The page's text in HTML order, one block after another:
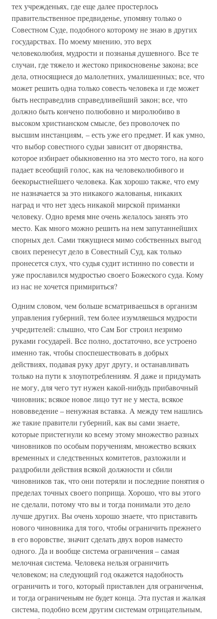
тех учрежденьях, где еще далее простерлось
правительственное предвиденье, упомяну только о
Совестном Суде, подобного которому не знаю в других
государствах. По моему мнению, это верх
человеколюбия, мудрости и познанья душевного. Bce те
случаи, где тяжело и жестоко прикосновенье закона; все
дела, относящиеся до малолетних, умалишенных; все, что
может решить одна только совесть человека и где может
быть несправедлив справедливейший закон; все, что
должно быть кончено полюбовно и миролюбиво в
высоком христианском смысле, без проволочек по
высшим инстанциям, – есть уже его предмет. И как умно,
что выбор совестного судьи зависит от дворянства,
которое избирает обыкновенно на это место того, на кого
падает всеобщий голос, как на человеколюбивого и
беекорыстнейшего человека. Как хорошо также, что ему
не назначается за это никакого жалованья, никаких
наград и что нет здесь никакой мирской приманки
человеку. Одно время мне очень желалось занять это
место. Как много можно решить на нем запутаннейших
спорных дел. Сами тяжущиеся мимо собственных выгод
своих перенесут дело в Совестный Суд, как только
пронесется слух, что судья судит истинно по совести и
уже прославился мудростью своего Божеского суда. Кому
из нас не хочется примириться?
Одним словом, чем больше всматриваешься в организм
управления губерний, тем более изумляешься мудрости
учредителей: слышно, что Сам Бог строил незримо
руками государей. Bce полно, достаточно, все устроено
именно так, чтобы споспешествовать в добрых
действиях, подавая руку друг другу, и останавливать
только на пути к злоупотреблениям. Я даже и придумать
не могу, для чего тут нужен какой-нибудь прибавочный
чиновник; всякое новое лицо тут не у места, всякое
нововведение – ненужная вставка. A между тем нашлись
же такие правители губерний, как вы сами знаете,
которые пристегнули ко всему этому множество разных
чиновников по особым поручениям, множество всяких
временных и следственных комитетов, разложили и
раздробили действия всякой должности и сбили
чиновников так, что они потеряли и последние понятия о
пределах точных своего поприща. Хорошо, что вы этого
не сделали, потому что вы и тогда понимали это дело
лучше других. Вы очень хорошо знаете, что приставить
нового чиновника для того, чтобы ограничить прежнего
в его воровстве, значит сделать двух воров наместо
одного. Да и вообще система ограничения – самая
мелочная система. Человека нельзя ограничить
человеком; на следующий год окажется надобность
ограничить и того, который приставлен для ограниченья,
и тогда ограниченьям не будет конца. Эта пустая и жалкая
система, подобно всем другим системам отрицательным,